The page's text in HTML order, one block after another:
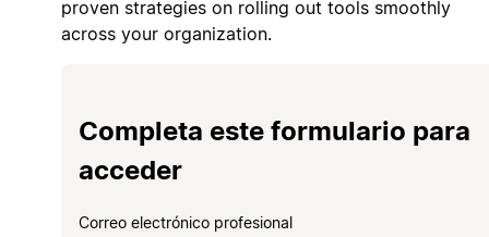
proven strategies on rolling out tools smoothly
across your organization.
Completa este formulario para
acceder
Correo electrónico profesional